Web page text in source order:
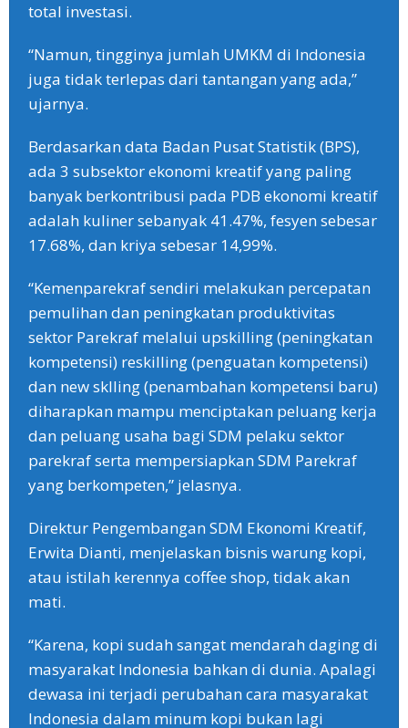
total investasi.
“Namun, tingginya jumlah UMKM di Indonesia
juga tidak terlepas dari tantangan yang ada,”
ujarnya.
Berdasarkan data Badan Pusat Statistik (BPS),
ada 3 subsektor ekonomi kreatif yang paling
banyak berkontribusi pada PDB ekonomi kreatif
adalah kuliner sebanyak 41.47%, fesyen sebesar
17.68%, dan kriya sebesar 14,99%.
“Kemenparekraf sendiri melakukan percepatan
pemulihan dan peningkatan produktivitas
sektor Parekraf melalui upskilling (peningkatan
kompetensi) reskilling (penguatan kompetensi)
dan new sklling (penambahan kompetensi baru)
diharapkan mampu menciptakan peluang kerja
dan peluang usaha bagi SDM pelaku sektor
parekraf serta mempersiapkan SDM Parekraf
yang berkompeten,” jelasnya.
Direktur Pengembangan SDM Ekonomi Kreatif,
Erwita Dianti, menjelaskan bisnis warung kopi,
atau istilah kerennya coffee shop, tidak akan
mati.
“Karena, kopi sudah sangat mendarah daging di
masyarakat Indonesia bahkan di dunia. Apalagi
dewasa ini terjadi perubahan cara masyarakat
Indonesia dalam minum kopi bukan lagi